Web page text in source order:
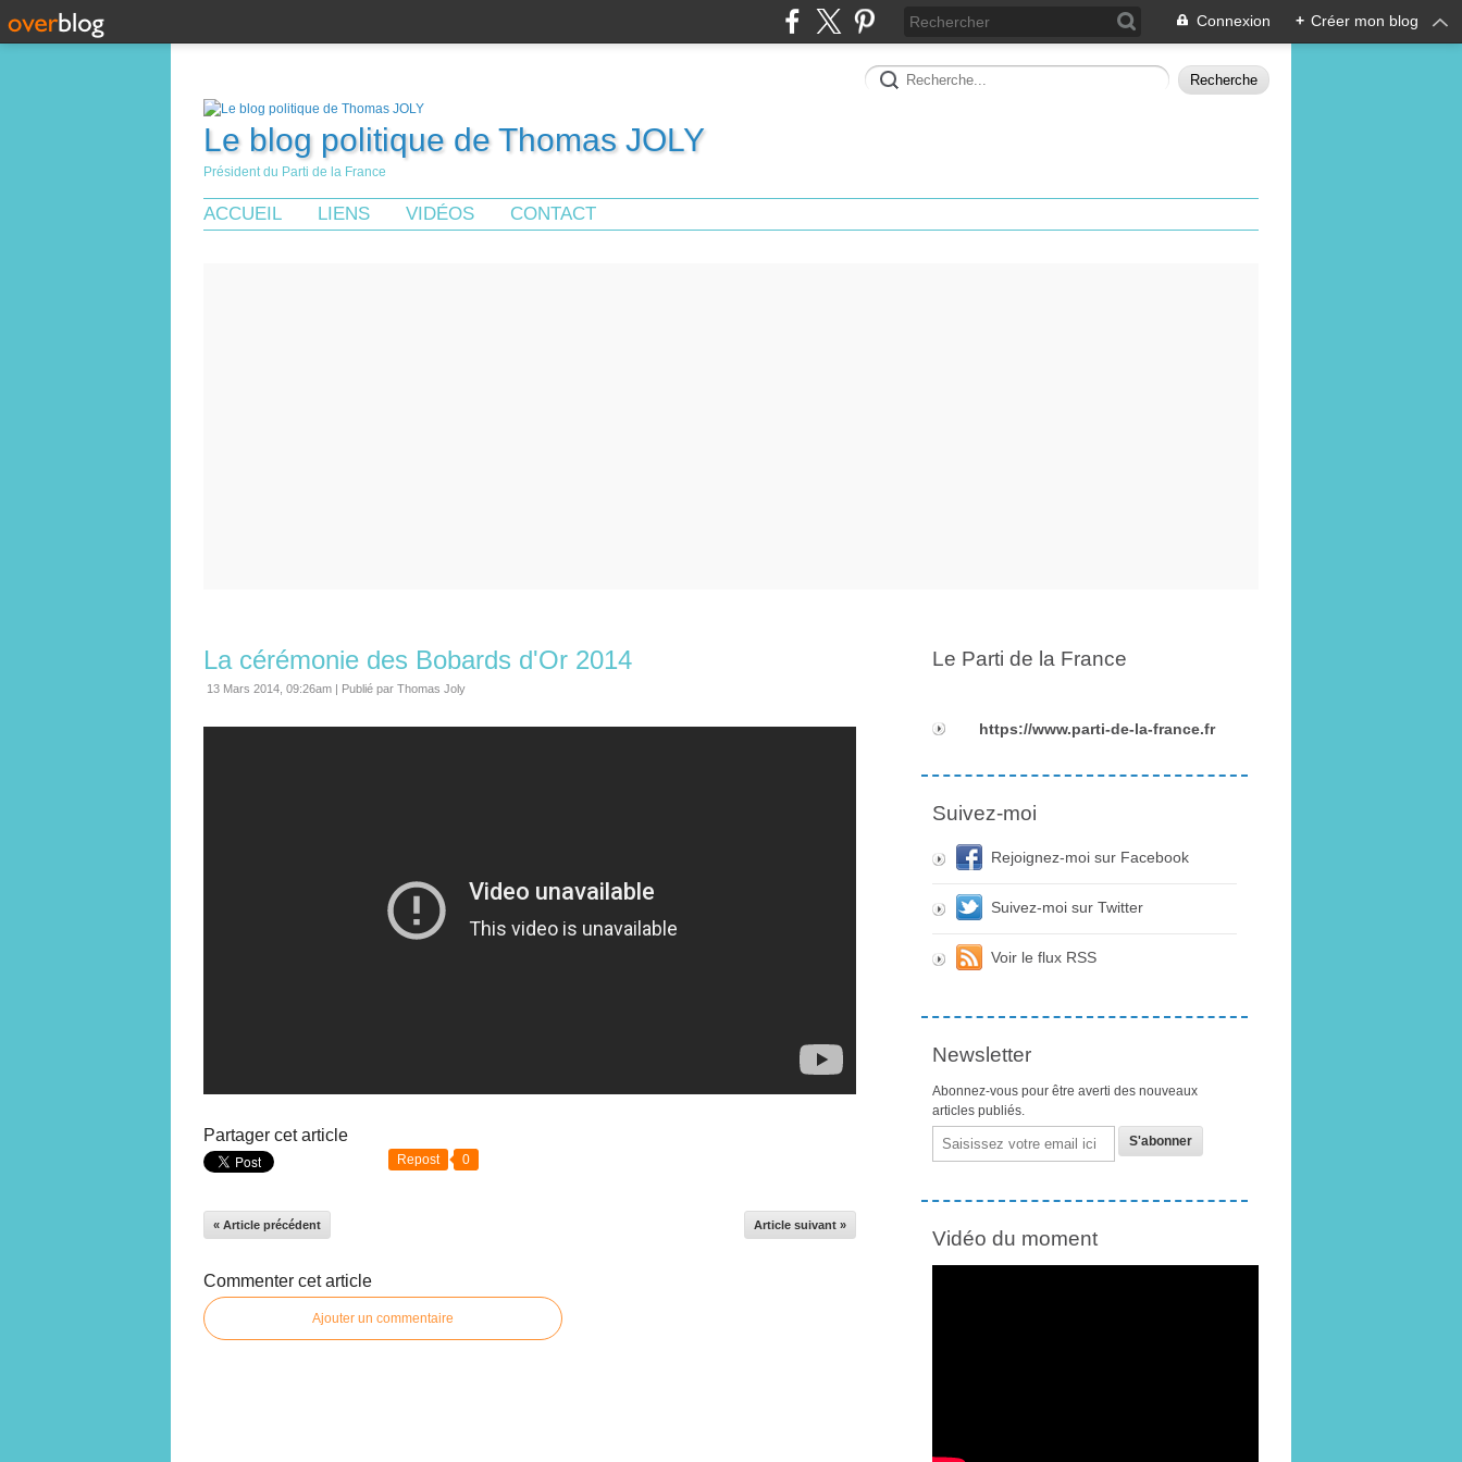
Connexion + Créer mon blog
Le blog politique de Thomas JOLY
Président du Parti de la France
ACCUEIL LIENS VIDÉOS CONTACT
La cérémonie des Bobards d'Or 2014
13 Mars 2014, 09:26am | Publié par Thomas Joly
Partager cet article
Repost 0
« Article précédent Article suivant »
Commenter cet article
Ajouter un commentaire
Le Parti de la France
https://www.parti-de-la-france.fr
Suivez-moi
Rejoignez-moi sur Facebook
Suivez-moi sur Twitter
Voir le flux RSS
Newsletter
Abonnez-vous pour être averti des nouveaux
articles publiés.
Email
Vidéo du moment